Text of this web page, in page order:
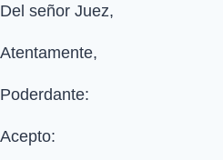
Del señor Juez,
Atentamente,
Poderdante:
Acepto: